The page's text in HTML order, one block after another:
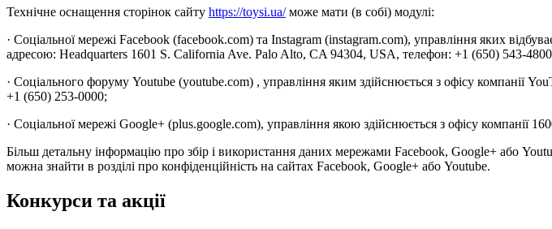
Технічне оснащення сторінок сайту https://toysi.ua/може мати (в собі) модулі:
· Соціальної мережі Facebook (facebook.com) та Instagram (instagram.com), управління яких
адресою: Headquarters 1601 S. California Ave. Palo Alto, CA 94304, USA, телефон: +1 (650) 543-
· Соціального форуму Youtube (youtube.com) , управління яким здійснюється з офісу компанії
+1 (650) 253-0000;
· Соціальної мережі Google+ (plus.google.com), управління якою здійснюється з офісу
Більш детальну інформацію про збір і використання даних мережами Facebook, Google+ або
можна знайти в розділі про конфіденційність на сайтах Facebook, Google+ або Youtube.
Конкурси та акції